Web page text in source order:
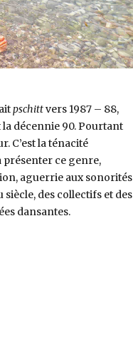
pschittvers 1987 – 88,
décennie 90. Pourtant
C’est la ténacité
présenter ce genre,
aguerrie aux sonorités
siècle, des collectifs et des
dansantes.